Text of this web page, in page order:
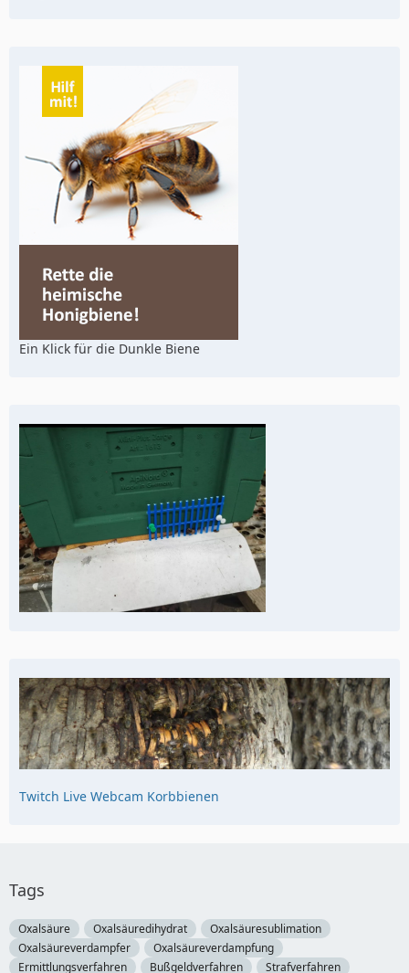
Ein Klick für die Dunkle Biene
Twitch Live Webcam Korbbienen
Tags
Oxalsäure Oxalsäuredihydrat
Oxalsäuresublimation
Oxalsäureverdampfer
Oxalsäureverdampfung
Ermittlungsverfahren
Bußgeldverfahren Strafverfahren